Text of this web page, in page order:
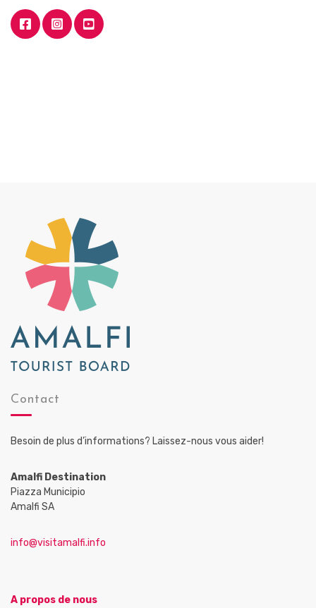
Contact
Besoin de plus d’informations? Laissez-nous vous aider!
Amalfi Destination
Piazza Municipio
Amalfi SA
info@visitamalfi.info
A propos de nous